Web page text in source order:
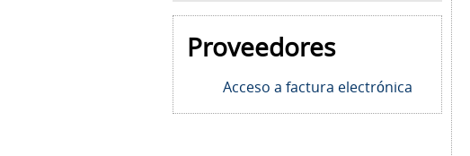
Proveedores
Acceso a factura electrónica